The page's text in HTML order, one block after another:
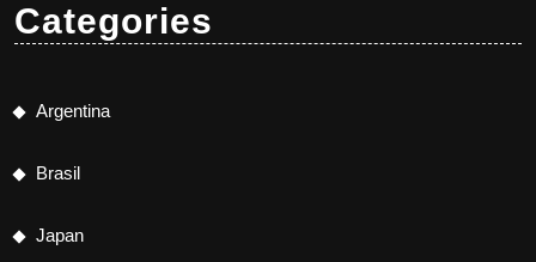
Categories
Argentina
Brasil
Japan